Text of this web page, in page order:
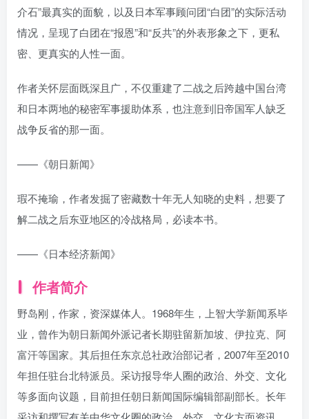
介石”最真实的面貌，以及日本军事顾问团“白团”的实际活动
情况，呈现了白团在“报恩”和“反共”的外表形象之下，更私
密、更真实的人性一面。
作者关怀层面既深且广，不仅重建了二战之后跨越中国台湾
和日本两地的秘密军事援助体系，也注意到旧帝国军人缺乏
战争反省的那一面。
——《朝日新闻》
瑕不掩瑜，作者发掘了密藏数十年无人知晓的史料，想要了
解二战之后东亚地区的冷战格局，必读本书。
——《日本经济新闻》
作者简介
野岛刚，作家，资深媒体人。1968年生，上智大学新闻系毕
业，曾作为朝日新闻外派记者长期驻留新加坡、伊拉克、阿
富汗等国家。其后担任东京总社政治部记者，2007年至2010
年担任驻台北特派员。采访报导华人圈的政治、外交、文化
等多面向议题，目前担任朝日新闻国际编辑部副部长。长年